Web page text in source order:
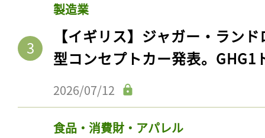
製造業
【イギリス】ジャガー・ラン
型コンセプトカー発表。GHG1
2026/07/12
食品・消費財・アパレル